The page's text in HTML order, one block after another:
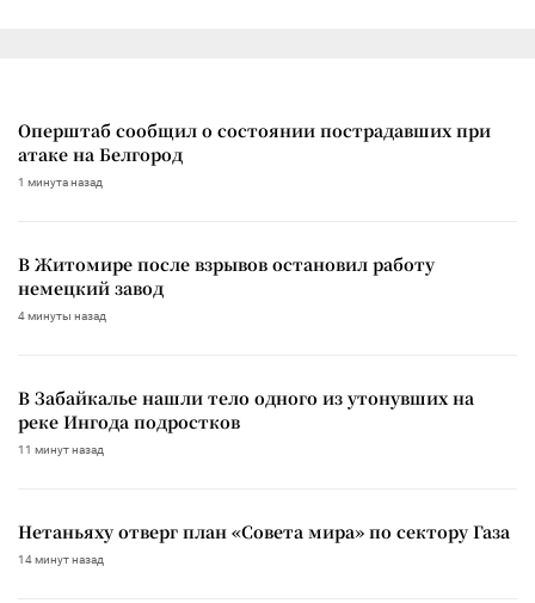
Оперштаб сообщил о состоянии пострадавших при
атаке на Белгород
1 минута назад
В Житомире после взрывов остановил работу
немецкий завод
4 минуты назад
В Забайкалье нашли тело одного из утонувших на
реке Ингода подростков
11 минут назад
Нетаньяху отверг план «Совета мира» по сектору Газа
14 минут назад